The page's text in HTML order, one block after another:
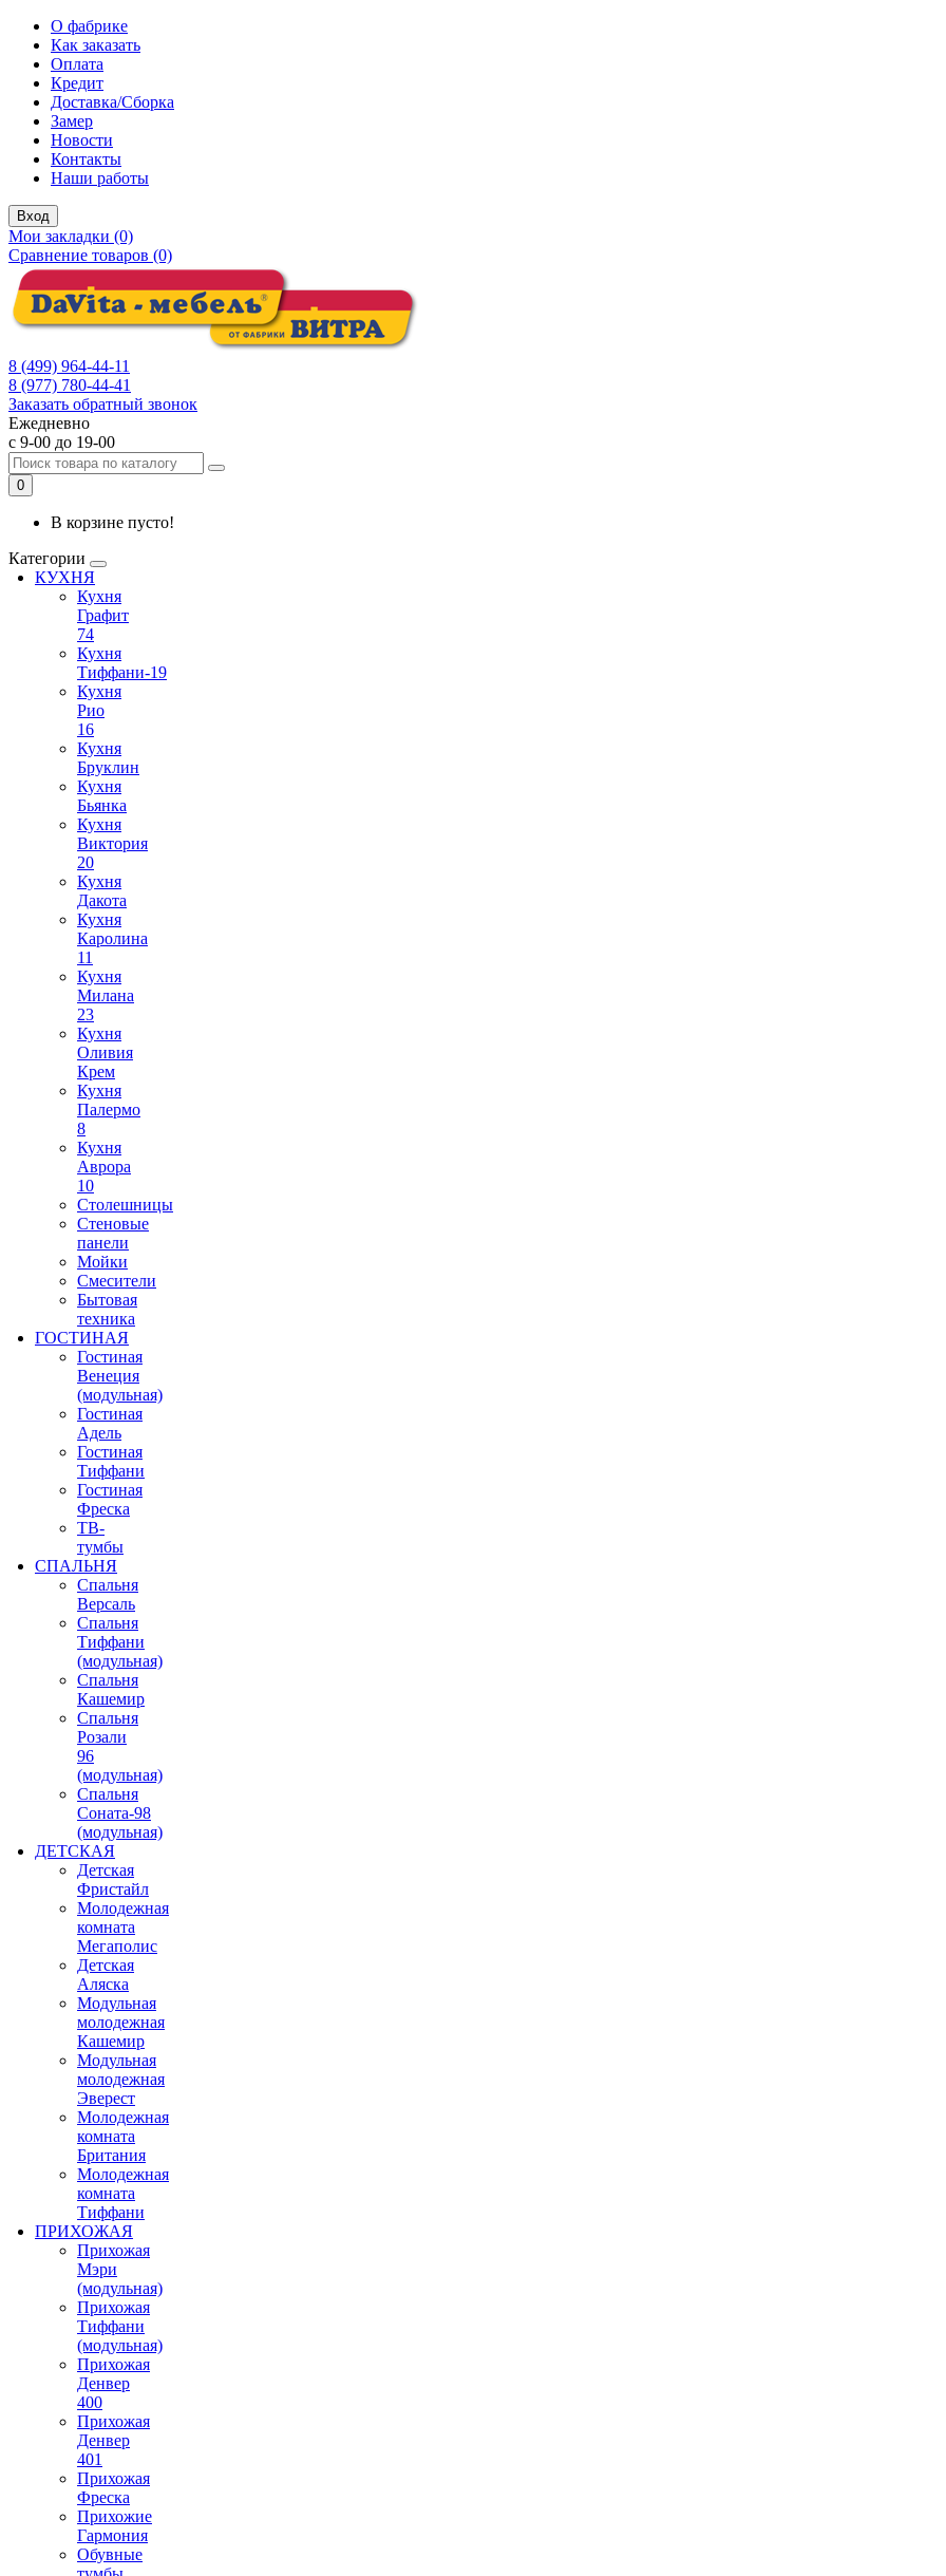
О фабрике
Как заказать
Оплата
Кредит
Доставка/Сборка
Замер
Новости
Контакты
Наши работы
Вход
Мои закладки (0)
Сравнение товаров (0)
8 (499) 964-44-11
8 (977) 780-44-41
Заказать обратный звонок
Ежедневно
с 9-00 до 19-00
0
В корзине пусто!
Категории
КУХНЯ
Кухня
Графит
74
Кухня
Тиффани-19
Кухня
Рио
16
Кухня
Бруклин
Кухня
Бьянка
Кухня
Виктория
20
Кухня
Дакота
Кухня
Каролина
11
Кухня
Милана
23
Кухня
Оливия
Крем
Кухня
Палермо
8
Кухня
Аврора
10
Столешницы
Стеновые
панели
Мойки
Смесители
Бытовая
техника
ГОСТИНАЯ
Гостиная
Венеция
(модульная)
Гостиная
Адель
Гостиная
Тиффани
Гостиная
Фреска
ТВ-
тумбы
СПАЛЬНЯ
Спальня
Версаль
Спальня
Тиффани
(модульная)
Спальня
Кашемир
Спальня
Розали
96
(модульная)
Спальня
Соната-98
(модульная)
ДЕТСКАЯ
Детская
Фристайл
Молодежная
комната
Мегаполис
Детская
Аляска
Модульная
молодежная
Кашемир
Модульная
молодежная
Эверест
Молодежная
комната
Британия
Молодежная
комната
Тиффани
ПРИХОЖАЯ
Прихожая
Мэри
(модульная)
Прихожая
Тиффани
(модульная)
Прихожая
Денвер
400
Прихожая
Денвер
401
Прихожая
Фреска
Прихожие
Гармония
Обувные